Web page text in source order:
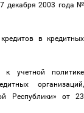
декабря 2003 года №
в кредитных
учетной политике
организаций,
Республики» от 23